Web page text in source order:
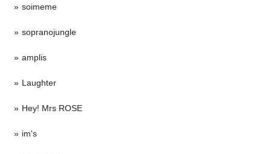
soimeme
sopranojungle
amplis
Laughter
Hey! Mrs ROSE
im's